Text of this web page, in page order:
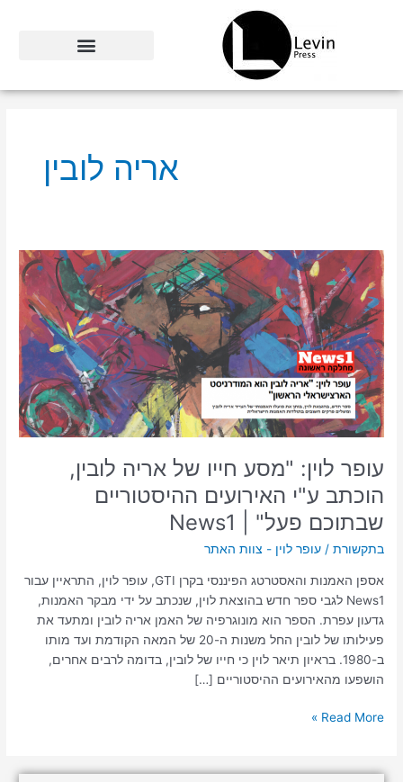
אריה לובין
עופר לוין: "מסע חייו של אריה לובין,
הוכתב ע"י האירועים ההיסטוריים
שבתוכם פעל" | News1
בתקשורת /עופר לוין - צוות האתר
אספן האמנות והאסטרטג הפיננסי בקרן GTI, עופר לוין, התראיין עבור
News1 לגבי ספר חדש בהוצאת לוין, שנכתב על ידי מבקר האמנות,
גדעון עפרת. הספר הוא מונוגרפיה של האמן אריה לובין ומתעד את
פעילותו של לובין החל משנות ה-20 של המאה הקודמת ועד מותו
ב-1980. בראיון תיאר לוין כי חייו של לובין, בדומה לרבים אחרים,
הושפעו מהאירועים ההיסטוריים […]
עופר
לוין:
"מסע
חייו
של
אריה
לובין,
הוכתב
ע"י
האירועים
ההיסטוריים
שבתוכם
פעל"
|
Read More »